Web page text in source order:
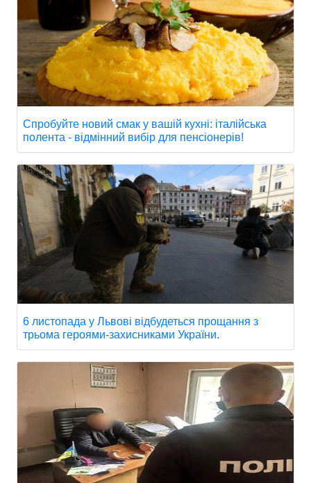
Спробуйте новий смак у вашій кухні: італійська
полента - відмінний вибір для пенсіонерів!
6 листопада у Львові відбудеться прощання з
трьома героями-захисниками України.